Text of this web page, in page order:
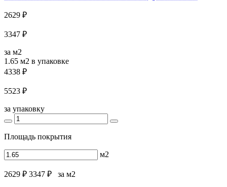
2629 ₽
3347 ₽
за м2
1.65 м2 в упаковке
4338 ₽
5523 ₽
за упаковку
Площадь покрытия
м2
2629 ₽ 3347 ₽ за м2